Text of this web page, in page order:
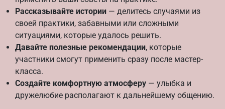
Рассказывайте истории — делитесь случаями из
своей практики, забавными или сложными
ситуациями, которые удалось решить.
Давайте полезные рекомендации, которые
участники смогут применить сразу после мастер-
класса.
Создайте комфортную атмосферу — улыбка и
дружелюбие располагают к дальнейшему общению.